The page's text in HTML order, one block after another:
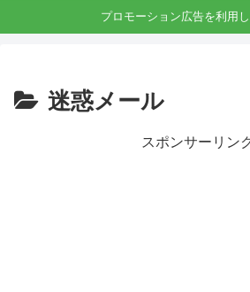
プロモーション広告を利用
迷惑メール
スポンサーリン